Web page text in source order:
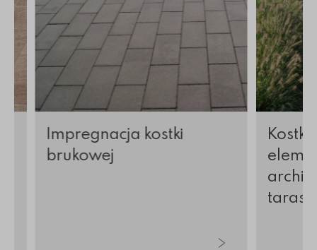
Impregnacja kostki
brukowej
tarasy